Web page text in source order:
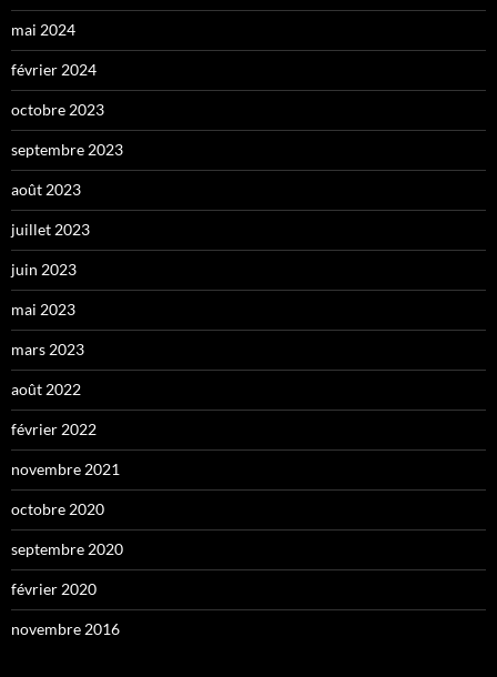
mai 2024
février 2024
octobre 2023
septembre 2023
août 2023
juillet 2023
juin 2023
mai 2023
mars 2023
août 2022
février 2022
novembre 2021
octobre 2020
septembre 2020
février 2020
novembre 2016